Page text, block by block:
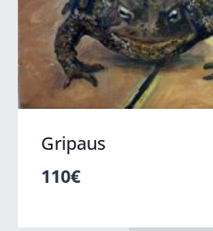
Gripaus
110€